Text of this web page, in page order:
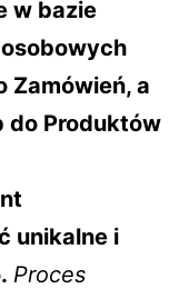
w bazie
Zamówień, a
do Produktów
unikalne i
Proces